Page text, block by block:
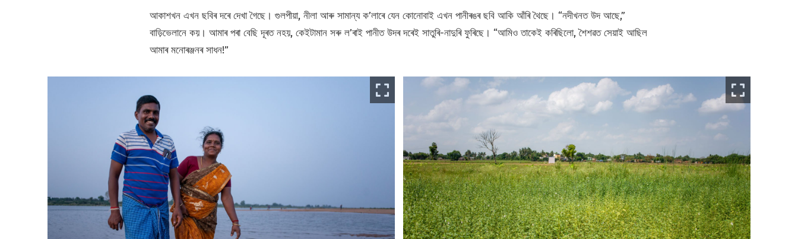
আকাশখন এখন ছবিৰ দৰে দেখা গৈছে। গুলপীয়া, নীলা আৰু সামান্য ক’লাৰে যেন কোনোবাই এখন পানীৰঙৰ ছবি আকি আঁৰি থৈছে। “নদীখনত উদ আছে,”
বাড়িভেলানে কয়। আমাৰ পৰা বেছি দূৰত নহয়, কেইটামান সৰু ল’ৰাই পানীত উদৰ দৰেই সাতুৰি-নাদুৰি ফুৰিছে। “আমিও তাকেই কৰিছিলো, শৈশৱত সেয়াই আছিল
আমাৰ মনোৰঞ্জনৰ সাধন!”